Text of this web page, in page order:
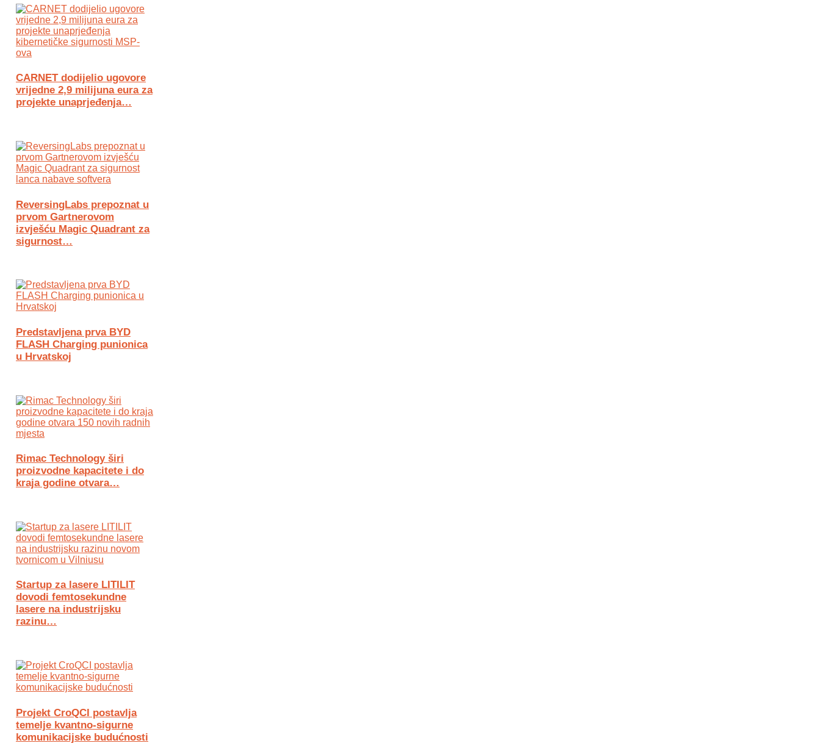
CARNET dodijelio ugovore
vrijedne 2,9 milijuna eura za
projekte unaprjeđenja…
ReversingLabs prepoznat u
prvom Gartnerovom
izvješću Magic Quadrant za
sigurnost…
Predstavljena prva BYD
FLASH Charging punionica
u Hrvatskoj
Rimac Technology širi
proizvodne kapacitete i do
kraja godine otvara…
Startup za lasere LITILIT
dovodi femtosekundne
lasere na industrijsku
razinu…
Projekt CroQCI postavlja
temelje kvantno-sigurne
komunikacijske budućnosti